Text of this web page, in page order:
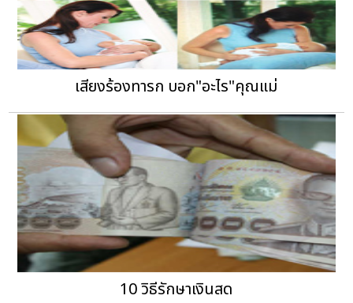
เสียงร้องทารก บอก"อะไร"คุณแม่
10 วิธีรักษาเงินสด